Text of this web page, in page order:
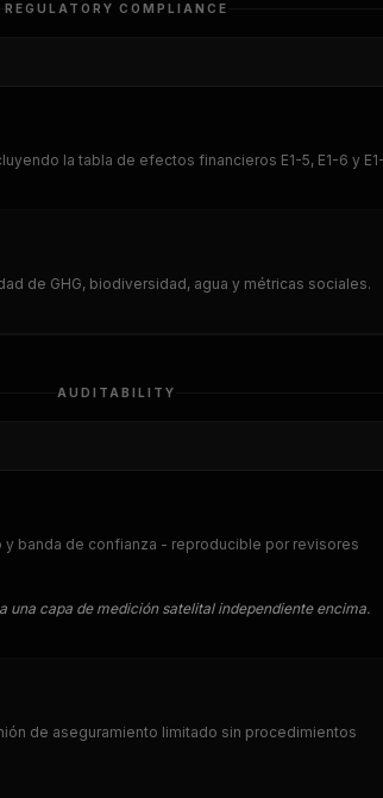
REGULATORY COMPLIANCE
la tabla de efectos financieros E1-5, E1-6 y
de GHG, biodiversidad, agua y métricas sociales.
AUDITABILITY
banda de confianza - reproducible por revisores
una capa de medición satelital independiente encima.
de aseguramiento limitado sin procedimientos